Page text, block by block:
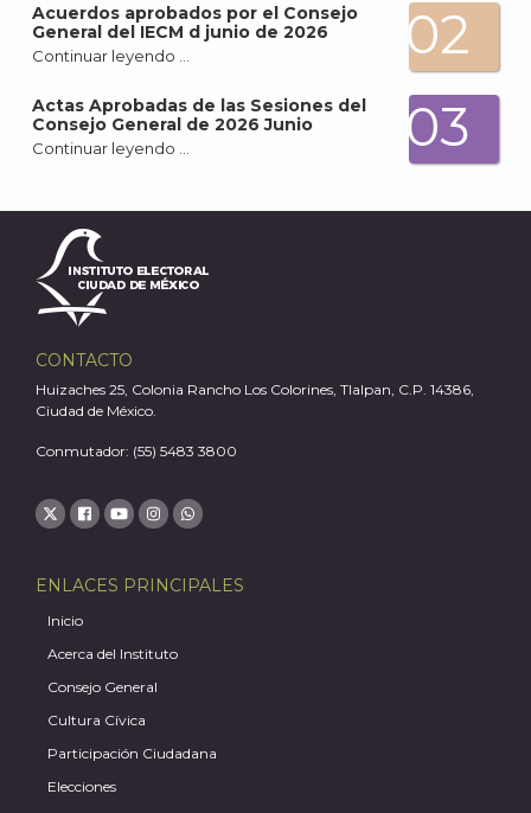
Acuerdos aprobados por el Consejo
General del IECM d junio de 2026
Continuar leyendo … 02
Actas Aprobadas de las Sesiones del
Consejo General de 2026 Junio
Continuar leyendo … 03
CONTACTO
Huizaches 25, Colonia Rancho Los Colorines, Tlalpan, C.P. 14386,
Ciudad de México.
Conmutador: (55) 5483 3800
ENLACES PRINCIPALES
Inicio
Acerca del Instituto
Consejo General
Cultura Cívica
Participación Ciudadana
Elecciones